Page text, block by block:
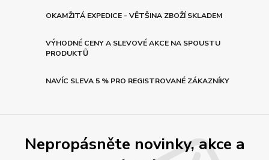
OKAMŽITÁ EXPEDICE - VĚTŠINA ZBOŽÍ SKLADEM
VÝHODNÉ CENY A SLEVOVÉ AKCE NA SPOUSTU
PRODUKTŮ
NAVÍC SLEVA 5 % PRO REGISTROVANÉ ZÁKAZNÍKY
Nepropásněte novinky, akce a